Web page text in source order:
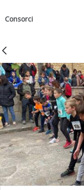
Consorci